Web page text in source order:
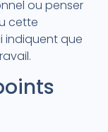
ou penser
cette
indiquent que